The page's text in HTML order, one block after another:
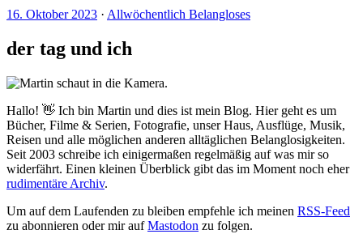
16. Oktober 2023 · Allwöchentlich Belangloses
der tag und ich
Hallo! 👋 Ich bin Martin und dies ist mein Blog. Hier geht es um
Bücher, Filme & Serien, Fotografie, unser Haus, Ausflüge, Musik,
Reisen und alle möglichen anderen alltäglichen Belanglosigkeiten.
Seit 2003 schreibe ich einigermaßen regelmäßig auf was mir so
widerfährt. Einen kleinen Überblick gibt das im Moment noch eher
rudimentäre Archiv.
Um auf dem Laufenden zu bleiben empfehle ich meinen RSS-Feed
zu abonnieren oder mir aufMastodon zu folgen.